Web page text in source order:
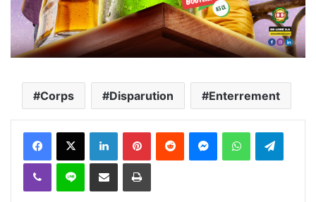
Corps Disparution Enterrement
FacebookX Linkedin PinterestReddit MessengerWhatsAppTelegram
Viber Ligne Partager par email Imprimer